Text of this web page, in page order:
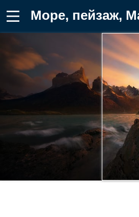
Море, пейзаж, Marc Adamus, скалы Обои